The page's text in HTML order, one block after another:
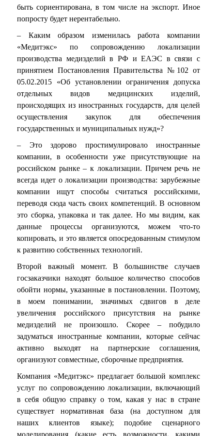
быть сориентирована, в том числе на экспорт. Иное
попросту будет нерентабельно.
– Каким образом изменилась работа компании
«Медитэкс» по сопровождению локализации
производства медизделий в РФ и ЕАЭС в связи с
принятием Постановления Правительства №102 от
05.02.2015 «Об установлении ограничения допуска
отдельных видов медицинских изделий,
происходящих из иностранных государств, для целей
осуществления закупок для обеспечения
государственных и муниципальных нужд»?
– Это здорово простимулировало иностранные
компании, в особенности уже присутствующие на
российском рынке – к локализации. Причем речь не
всегда идет о локализации производства: зарубежные
компании ищут способы считаться российскими,
переводя сюда часть своих компетенций. В основном
это сборка, упаковка и так далее. Но мы видим, как
данные процессы организуются, можем что-то
копировать, и это является опосредованным стимулом
к развитию собственных технологий.
Второй важный момент. В большинстве случаев
госзаказчики находят большое количество способов
обойти нормы, указанные в постановлении. Поэтому,
в моем понимании, значимых сдвигов в деле
увеличения российского присутствия на рынке
медизделий не произошло. Скорее – побудило
задуматься иностранные компании, которые сейчас
активно выходят на партнерские соглашения,
организуют совместные, сборочные предприятия.
Компания «Медитэкс» предлагает большой комплекс
услуг по сопровождению локализации, включающий
в себя общую справку о том, какая у нас в стране
существует нормативная база (на доступном для
наших клиентов языке); подобие сценарного
моделирования (какие есть возможности, какими